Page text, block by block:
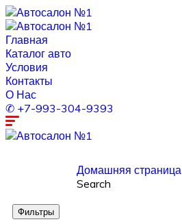
Главная
Каталог авто
Условия
Контакты
О Нас
✆ +7-993-304-9393
Домашняя страница
Search
Фильтры